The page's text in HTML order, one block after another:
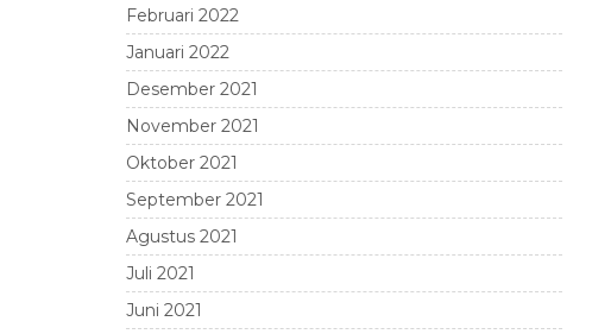
Februari 2022
Januari 2022
Desember 2021
November 2021
Oktober 2021
September 2021
Agustus 2021
Juli 2021
Juni 2021